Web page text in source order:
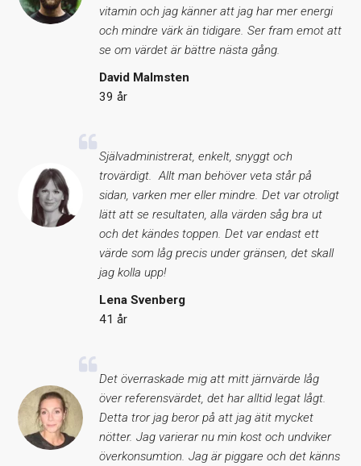
vitamin och jag känner att jag har mer energi
och mindre värk än tidigare. Ser fram emot att
se om värdet är bättre nästa gång.
David Malmsten
39 år
Självadministrerat, enkelt, snyggt och
trovärdigt. Allt man behöver veta står på
sidan, varken mer eller mindre. Det var otroligt
lätt att se resultaten, alla värden såg bra ut
och det kändes toppen. Det var endast ett
värde som låg precis under gränsen, det skall
jag kolla upp!
Lena Svenberg
41 år
Det överraskade mig att mitt järnvärde låg
över referensvärdet, det har alltid legat lågt.
Detta tror jag beror på att jag ätit mycket
nötter. Jag varierar nu min kost och undviker
överkonsumtion. Jag är piggare och det känns